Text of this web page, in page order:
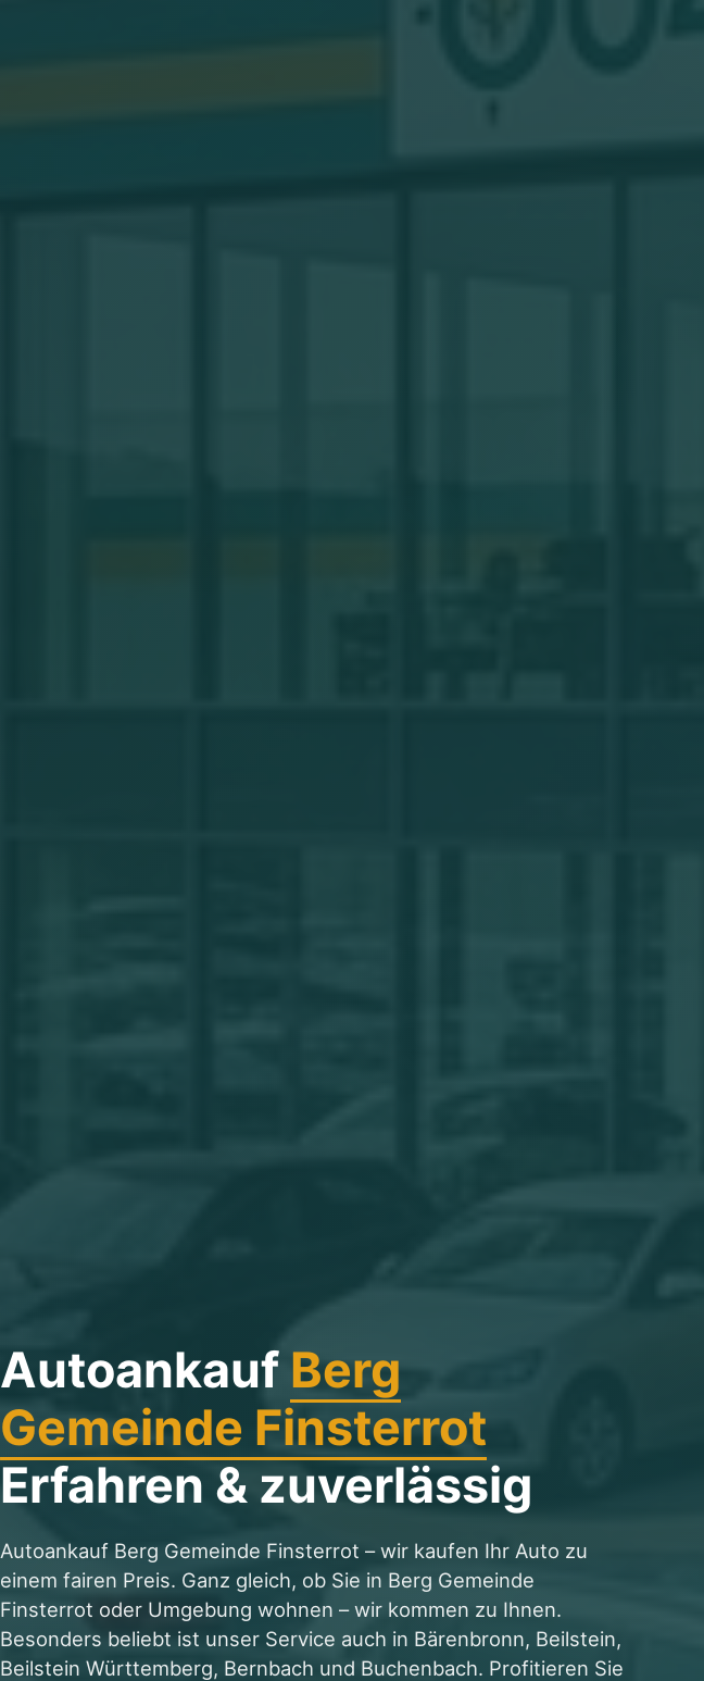
Autoankauf Berg
Gemeinde Finsterrot
Erfahren & zuverlässig
Autoankauf Berg Gemeinde Finsterrot – wir kaufen Ihr Auto zu
einem fairen Preis. Ganz gleich, ob Sie in Berg Gemeinde
Finsterrot oder Umgebung wohnen – wir kommen zu Ihnen.
Besonders beliebt ist unser Service auch in Bärenbronn, Beilstein,
Beilstein Württemberg, Bernbach und Buchenbach. Profitieren Sie